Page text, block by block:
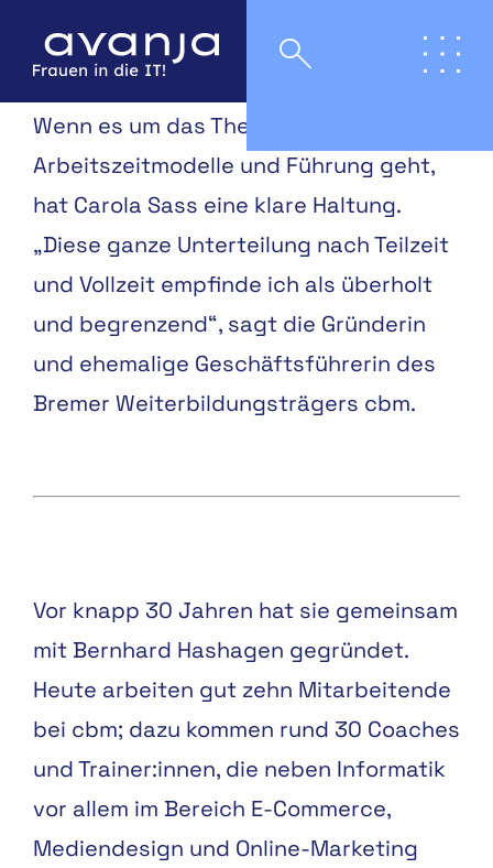
Wenn es um das Thema
Arbeitszeitmodelle und Führung geht,
hat Carola Sass eine klare Haltung.
„Diese ganze Unterteilung nach Teilzeit
und Vollzeit empfinde ich als überholt
und begrenzend“, sagt die Gründerin
und ehemalige Geschäftsführerin des
Bremer Weiterbildungsträgers cbm.
Vor knapp 30 Jahren hat sie gemeinsam
mit Bernhard Hashagen gegründet.
Heute arbeiten gut zehn Mitarbeitende
bei cbm; dazu kommen rund 30 Coaches
und Trainer:innen, die neben Informatik
vor allem im Bereich E-Commerce,
Mediendesign und Online-Marketing